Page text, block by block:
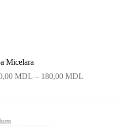
Micelara
MDL – 180,00 MDLInterval